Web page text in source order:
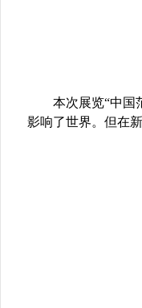
本次展览“中国
影响了世界。但在